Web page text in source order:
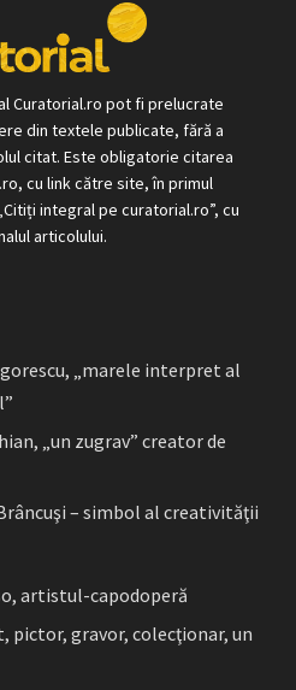
Curatorial.ro pot fi prelucrate
din textele publicate, fără a
citat. Este obligatorie citarea
cu link către site, în primul
integral pe curatorial.ro”, cu
articolului.
„marele interpret al
„un zugrav” creator de
– simbol al creativităţii
artistul-capodoperă
pictor, gravor, colecţionar, un